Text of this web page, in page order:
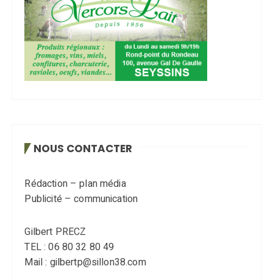
NOUS CONTACTER
Rédaction – plan média
Publicité – communication
Gilbert PRECZ
TEL : 06 80 32 80 49
Mail : gilbertp@sillon38.com